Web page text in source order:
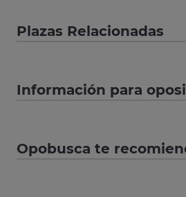
Plazas Relacionadas
Información para
Opobusca te